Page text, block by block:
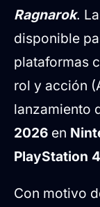
Ragnarok.
disponible
plataformas
rol y acción
lanzamiento
2026 en
PlayStation
Con motivo